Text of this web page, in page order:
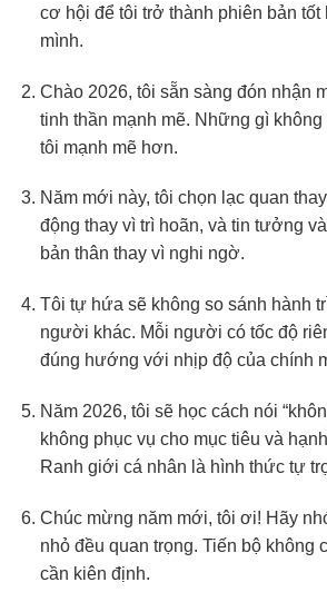
cơ hội để tôi trở thành phiên bản tốt
mình.
Chào 2026, tôi sẵn sàng đón nhận
tinh thần mạnh mẽ. Những gì
tôi mạnh mẽ hơn.
Năm mới này, tôi chọn lạc quan
động thay vì trì hoãn, và tin tưởng
bản thân thay vì nghi ngờ.
Tôi tự hứa sẽ không so sánh hành
người khác. Mỗi người có tốc độ
đúng hướng với nhịp độ của chính
Năm 2026, tôi sẽ học cách nói
không phục vụ cho mục tiêu và
Ranh giới cá nhân là hình thức tự
Chúc mừng năm mới, tôi ơi! Hãy
nhỏ đều quan trọng. Tiến bộ không
cần kiên định.